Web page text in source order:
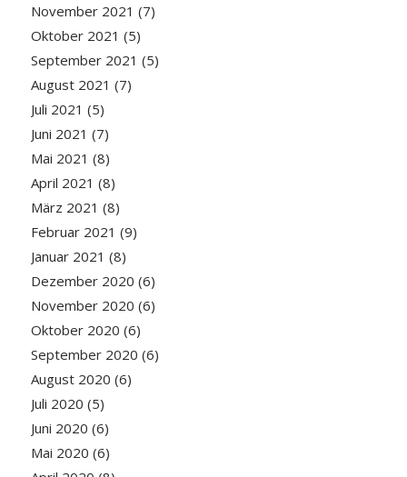
November 2021 (7)
Oktober 2021 (5)
September 2021 (5)
August 2021 (7)
Juli 2021 (5)
Juni 2021 (7)
Mai 2021 (8)
April 2021 (8)
März 2021 (8)
Februar 2021 (9)
Januar 2021 (8)
Dezember 2020 (6)
November 2020 (6)
Oktober 2020 (6)
September 2020 (6)
August 2020 (6)
Juli 2020 (5)
Juni 2020 (6)
Mai 2020 (6)